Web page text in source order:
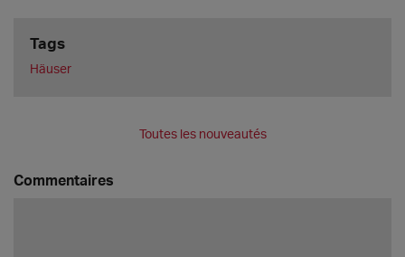
Tags
Häuser
Toutes les nouveautés
Commentaires